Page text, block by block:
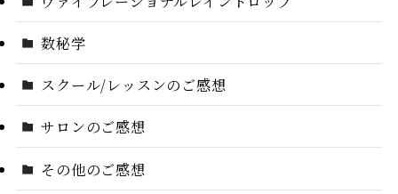
数秘学
スクール/レッスンのご感想
サロンのご感想
その他のご感想